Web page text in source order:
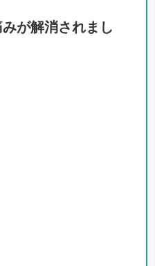
みが解消されまし